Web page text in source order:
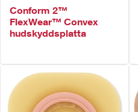
Conform 2™
FlexWear™ Convex
hudskyddsplatta